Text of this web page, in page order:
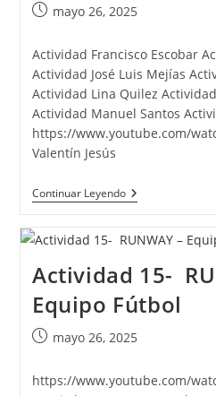
Publicación
la
entrada:
mayo 26, 2025
Actividad Francisco Escobar
Actividad José Luis Mejías
Actividad Lina Quilez
Actividad Manuel Santos
https://www.youtube.com/
Valentín Jesús
Continuar LeyendoActividad
16-
De
La
Mujer
8M
Synthesia
Actividad 15-
Equipo Fútbol
Publicación
la
mayo 26, 2025
https://www.youtube.com/